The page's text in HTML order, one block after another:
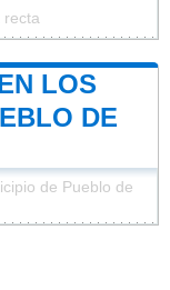
recta
LOS
DE
de Pueblo de